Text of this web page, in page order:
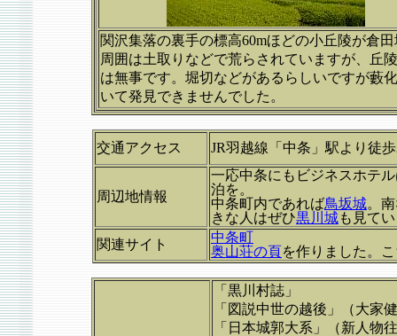
関沢集落の裏手の標高60mほどの小丘陵が倉
周囲は土取りなどで荒らされていますが、丘
は無事です。堀切などがあるらしいですが藪
いて発見できませんでした。
交通アクセス JR羽越線「中条」駅より徒
周辺地情報
一応中条にもビジネスホテ
泊を。
中条町内であれば鳥坂城。
きな人はぜひ黒川城も見て
関連サイト
中条町
奥山荘の頁を作りました。
「黒川村誌」
「図説中世の越後」（大家
「日本城郭大系」（新人物